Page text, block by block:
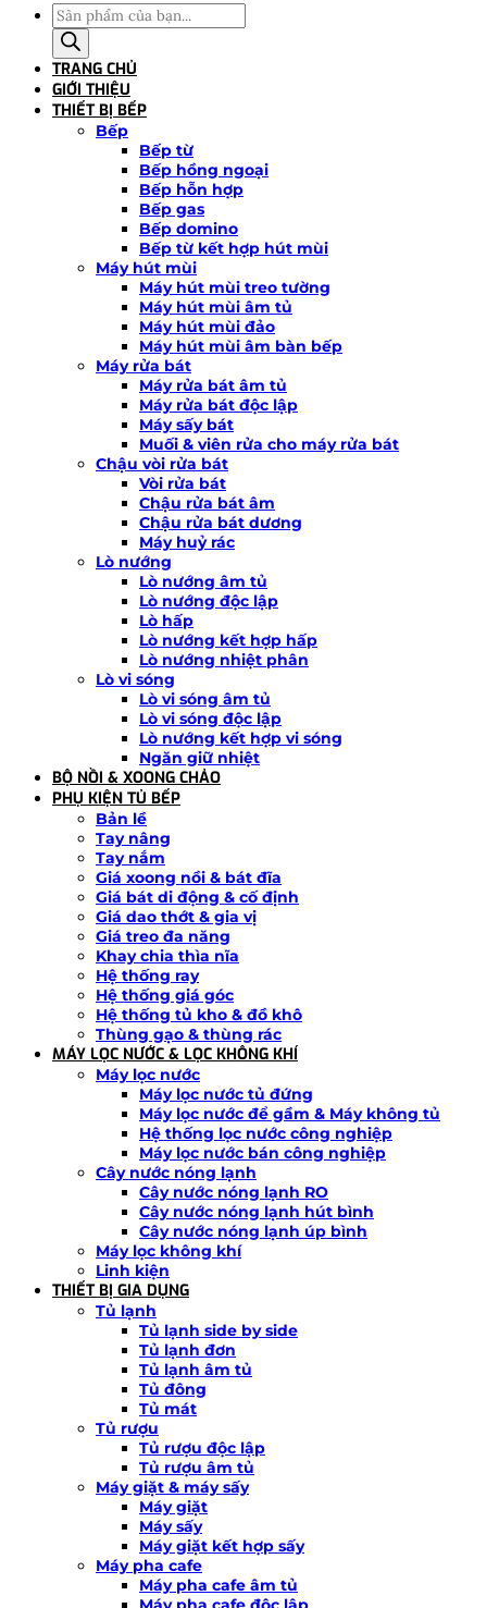
Tìm
kiếm
sản
phẩm
TRANG CHỦ
GIỚI THIỆU
THIẾT BỊ BẾP
Bếp
Bếp từ
Bếp hồng ngoại
Bếp hỗn hợp
Bếp gas
Bếp domino
Bếp từ kết hợp hút mùi
Máy hút mùi
Máy hút mùi treo tường
Máy hút mùi âm tủ
Máy hút mùi đảo
Máy hút mùi âm bàn bếp
Máy rửa bát
Máy rửa bát âm tủ
Máy rửa bát độc lập
Máy sấy bát
Muối & viên rửa cho máy rửa bát
Chậu vòi rửa bát
Vòi rửa bát
Chậu rửa bát âm
Chậu rửa bát dương
Máy huỷ rác
Lò nướng
Lò nướng âm tủ
Lò nướng độc lập
Lò hấp
Lò nướng kết hợp hấp
Lò nướng nhiệt phân
Lò vi sóng
Lò vi sóng âm tủ
Lò vi sóng độc lập
Lò nướng kết hợp vi sóng
Ngăn giữ nhiệt
BỘ NỒI & XOONG CHẢO
PHỤ KIỆN TỦ BẾP
Bản lề
Tay nâng
Tay nắm
Giá xoong nồi & bát đĩa
Giá bát di động & cố định
Giá dao thớt & gia vị
Giá treo đa năng
Khay chia thìa nĩa
Hệ thống ray
Hệ thống giá góc
Hệ thống tủ kho & đồ khô
Thùng gạo & thùng rác
MÁY LỌC NƯỚC & LỌC KHÔNG KHÍ
Máy lọc nước
Máy lọc nước tủ đứng
Máy lọc nước để gầm & Máy không tủ
Hệ thống lọc nước công nghiệp
Máy lọc nước bán công nghiệp
Cây nước nóng lạnh
Cây nước nóng lạnh RO
Cây nước nóng lạnh hút bình
Cây nước nóng lạnh úp bình
Máy lọc không khí
Linh kiện
THIẾT BỊ GIA DỤNG
Tủ lạnh
Tủ lạnh side by side
Tủ lạnh đơn
Tủ lạnh âm tủ
Tủ đông
Tủ mát
Tủ rượu
Tủ rượu độc lập
Tủ rượu âm tủ
Máy giặt & máy sấy
Máy giặt
Máy sấy
Máy giặt kết hợp sấy
Máy pha cafe
Máy pha cafe âm tủ